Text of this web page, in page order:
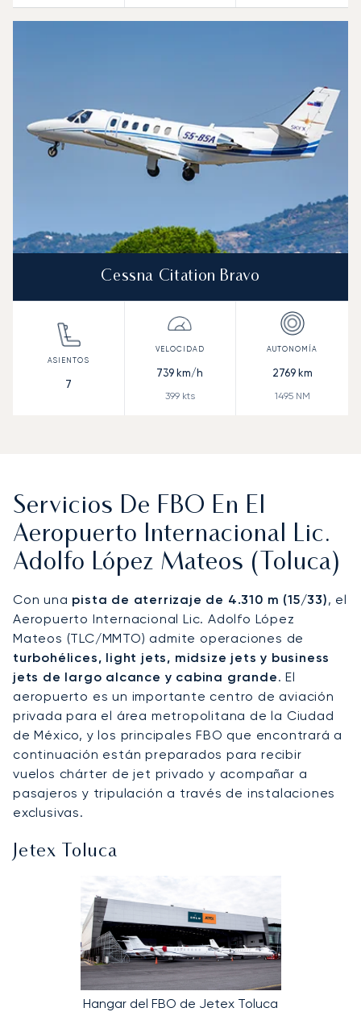
Cessna Citation Bravo
7
739 km/h
399kts
2769km
1495NM
Servicios De FBO En El
Aeropuerto Internacional Lic.
Adolfo López Mateos (Toluca)
Con una pista de aterrizaje de 4.310 m (15/33), el
Aeropuerto Internacional Lic. Adolfo López
Mateos (TLC/MMTO) admite operaciones de
turbohélices, light jets, midsize jets y business
jets de largo alcance y cabina grande. El
aeropuerto es un importante centro de aviación
privada para el área metropolitana de la Ciudad
de México, y los principales FBO que encontrará a
continuación están preparados para recibir
vuelos chárter de jet privado y acompañar a
pasajeros y tripulación a través de instalaciones
exclusivas.
Jetex Toluca
Hangar del FBO de Jetex Toluca